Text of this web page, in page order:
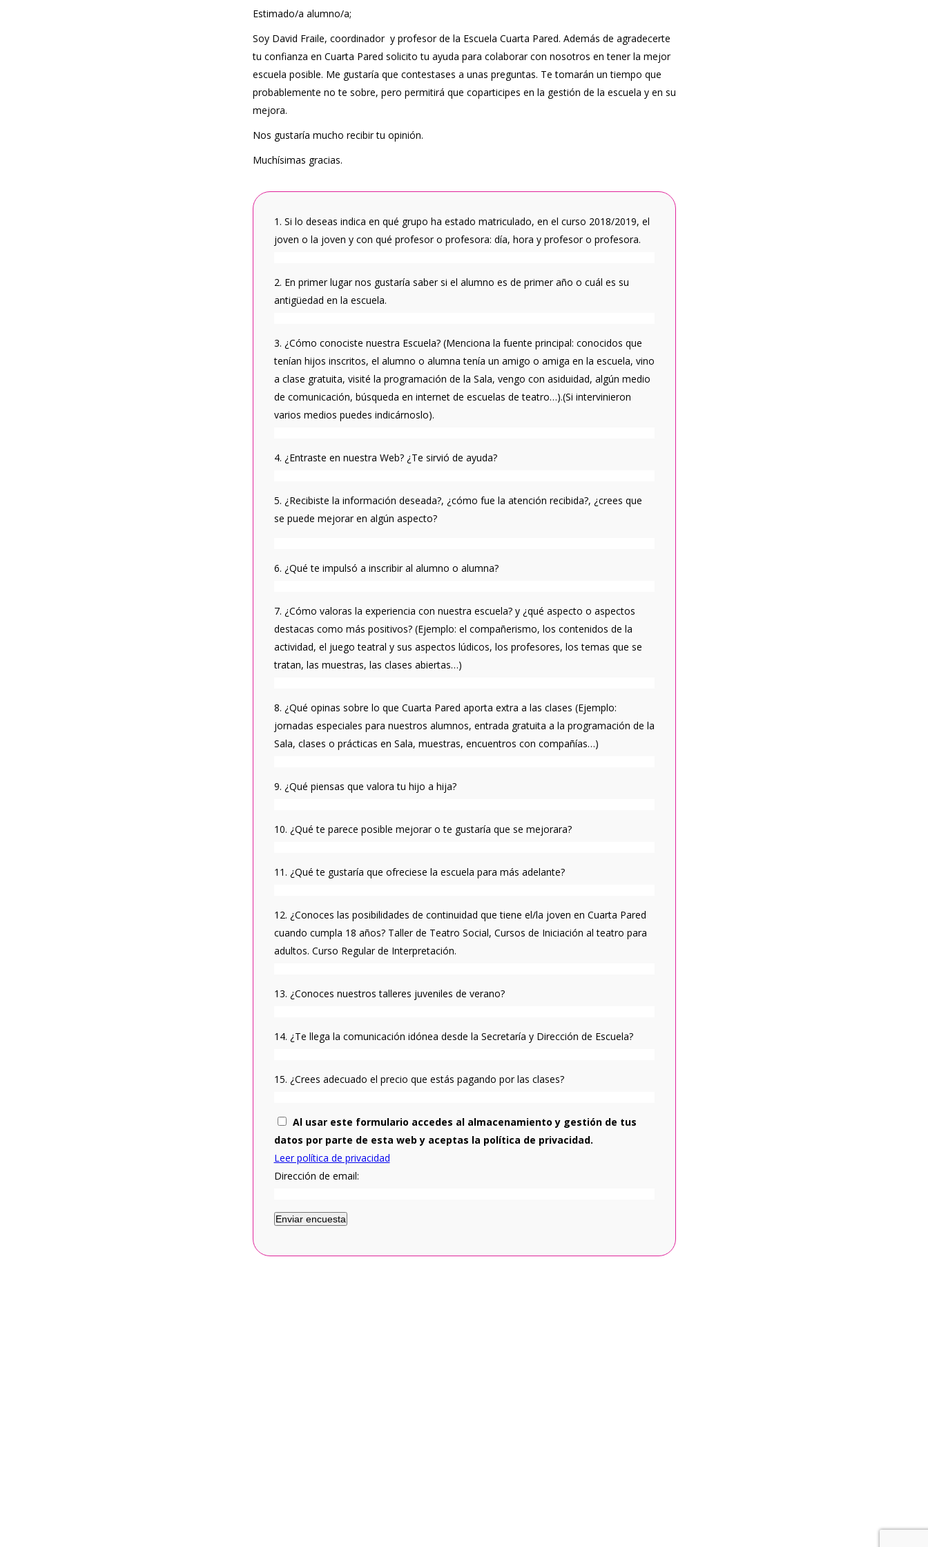
Estimado/a alumno/a;
Soy David Fraile, coordinador y profesor de la Escuela Cuarta Pared. Además de agradecerte
tu confianza en Cuarta Pared solicito tu ayuda para colaborar con nosotros en tener la mejor
escuela posible. Me gustaría que contestases a unas preguntas. Te tomarán un tiempo que
probablemente no te sobre, pero permitirá que coparticipes en la gestión de la escuela y en su
mejora.
Nos gustaría mucho recibir tu opinión.
Muchísimas gracias.
1. Si lo deseas indica en qué grupo ha estado matriculado, en el curso 2018/2019, el
joven o la joven y con qué profesor o profesora: día, hora y profesor o profesora.
2. En primer lugar nos gustaría saber si el alumno es de primer año o cuál es su
antigüedad en la escuela.
3. ¿Cómo conociste nuestra Escuela? (Menciona la fuente principal: conocidos que
tenían hijos inscritos, el alumno o alumna tenía un amigo o amiga en la escuela, vino
a clase gratuita, visité la programación de la Sala, vengo con asiduidad, algún medio
de comunicación, búsqueda en internet de escuelas de teatro…).(Si intervinieron
varios medios puedes indicárnoslo).
4. ¿Entraste en nuestra Web? ¿Te sirvió de ayuda?
5. ¿Recibiste la información deseada?, ¿cómo fue la atención recibida?, ¿crees que
se puede mejorar en algún aspecto?
6. ¿Qué te impulsó a inscribir al alumno o alumna?
7. ¿Cómo valoras la experiencia con nuestra escuela? y ¿qué aspecto o aspectos
destacas como más positivos? (Ejemplo: el compañerismo, los contenidos de la
actividad, el juego teatral y sus aspectos lúdicos, los profesores, los temas que se
tratan, las muestras, las clases abiertas…)
8. ¿Qué opinas sobre lo que Cuarta Pared aporta extra a las clases (Ejemplo:
jornadas especiales para nuestros alumnos, entrada gratuita a la programación de la
Sala, clases o prácticas en Sala, muestras, encuentros con compañías…)
9. ¿Qué piensas que valora tu hijo a hija?
10. ¿Qué te parece posible mejorar o te gustaría que se mejorara?
11. ¿Qué te gustaría que ofreciese la escuela para más adelante?
12. ¿Conoces las posibilidades de continuidad que tiene el/la joven en Cuarta Pared
cuando cumpla 18 años? Taller de Teatro Social, Cursos de Iniciación al teatro para
adultos. Curso Regular de Interpretación.
13. ¿Conoces nuestros talleres juveniles de verano?
14. ¿Te llega la comunicación idónea desde la Secretaría y Dirección de Escuela?
15. ¿Crees adecuado el precio que estás pagando por las clases?
Al usar este formulario accedes al almacenamiento y gestión de tus
datos por parte de esta web y aceptas la política de privacidad.
Leer política de privacidad
Dirección de email:
Enviar encuesta